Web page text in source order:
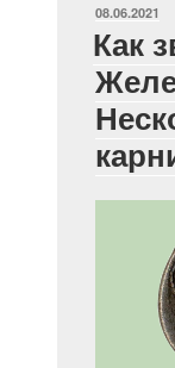
08.06.2021
Как